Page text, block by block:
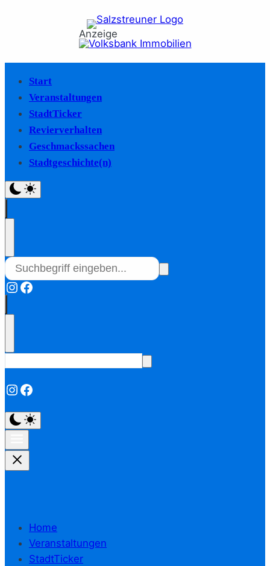
Anzeige
Start
Veranstaltungen
StadtTicker
Revierverhalten
Geschmackssachen
Stadtgeschichte(n)
Instagram
Facebook
Instagram
Facebook
Home
Veranstaltungen
StadtTicker